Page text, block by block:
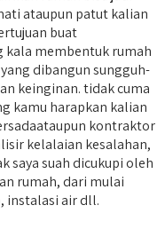
ataupun patut kalian
buat
kala membentuk rumah
dibangun sungguh-
keinginan. tidak cuma
kamu harapkan kalian
kontraktor
kelalaian kesalahan,
saya suah dicukupi oleh
rumah, dari mulai
instalasi air dll.